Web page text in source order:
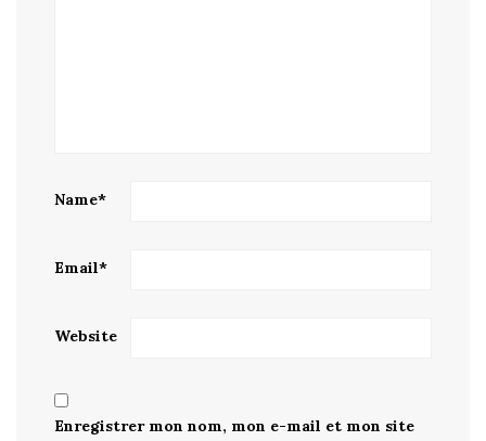
Name*
Email*
Website
Enregistrer mon nom, mon e-mail et mon site